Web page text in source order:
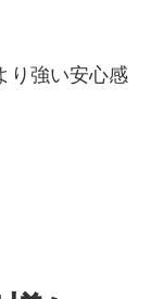
り強い安心感